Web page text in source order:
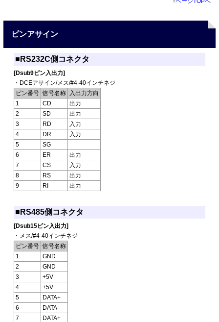
ピンアサイン
■RS232C側コネクタ
[Dsub9ピン入出力]
・DCEアサイン/メス/#4-40インチネジ
ピン番号 信号名称
入出力方向
1
CD
出力
2
SD
出力
3
RD
入力
4
DR
入力
5
SG
6
ER
出力
7
CS
入力
8
RS
出力
9
RI 出力
■RS485側コネクタ
[Dsub15ピン入出力]
・メス/#4-40インチネジ
ピン番号 信号名称
1
GND
2
GND
3
+5V
4
+5V
5
DATA+
6
DATA-
7
DATA+